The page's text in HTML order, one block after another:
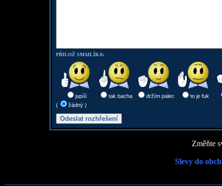
PŘILOŽ SMAILÍKA:
jupííí tak bacha držím palec
to je fuk
(
žádný )
Změňte
Slevy do